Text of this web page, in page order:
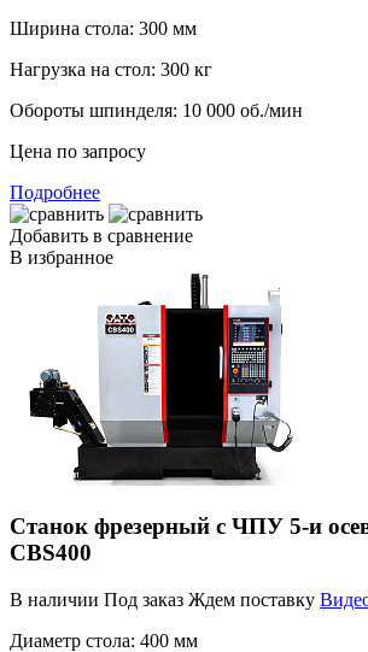
Ширина стола: 300 мм
Нагрузка на стол: 300 кг
Обороты шпинделя: 10 000 об./мин
Цена по запросу
Подробнее
Добавить в сравнение
В избранное
Станок фрезерный с ЧПУ 5-и
CBS400
В наличии Под заказ Ждем поставку
Диаметр стола: 400 мм